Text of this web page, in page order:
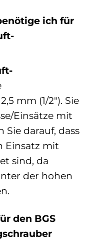
ich für
mm (1/2″). Sie
Einsätze mit
Sie darauf, dass
Einsatz mit
sind, da
der hohen
den BGS